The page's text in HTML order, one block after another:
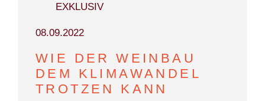
EXKLUSIV
08.09.2022
WIE DER WEINBAU
DEM KLIMAWANDEL
TROTZEN KANN